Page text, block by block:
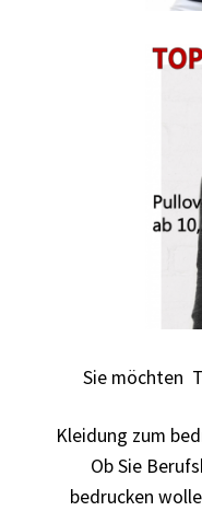
Autorennen T-Shirts
Babykleidung Kaufen
Backen – Bäcker T
Bad Spencer T Shirt
bedrucken
Bambi T Shirt Kaufen
bedrucken
Sie möchten
Kleidung zum
Ob Sie
bedrucken